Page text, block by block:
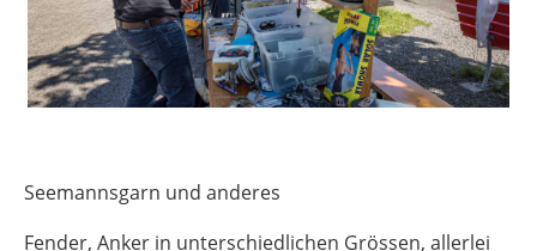
Seemannsgarn und anderes
Fender, Anker in unterschiedlichen Grössen, allerlei